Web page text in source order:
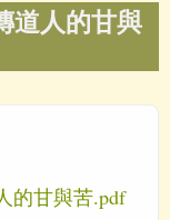
道人的甘與
的甘與苦.pdf